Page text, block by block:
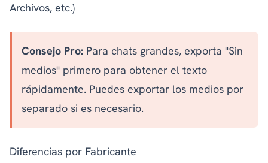
Archivos, etc.)
Consejo Pro: Para chats grandes, exporta "Sin
medios" primero para obtener el texto
rápidamente. Puedes exportar los medios por
separado si es necesario.
Diferencias por Fabricante